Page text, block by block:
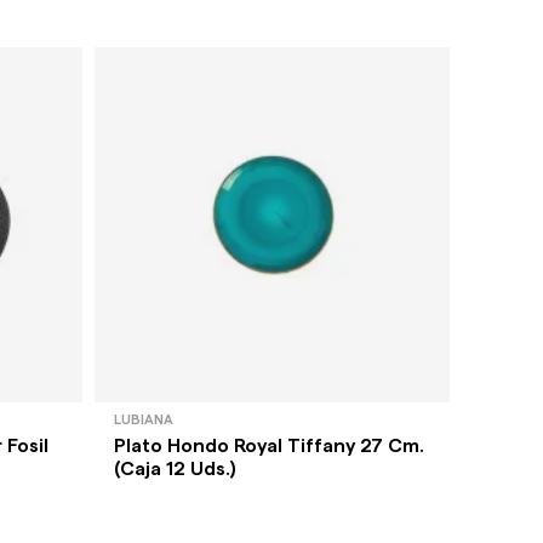
LUBIANA
Plato Hondo Royal Tiffany 27 Cm.
(Caja 12 Uds.)